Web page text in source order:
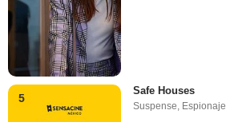
5
Safe Houses
Suspense, Espionaje